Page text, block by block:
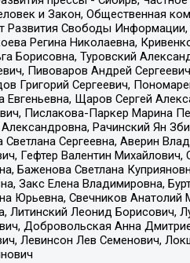
и Закон, Общественная
Развития Свободы
Регина Николаевна,
Борисовна, Туровский
Пивоваров Андрей
Григорий Сергеевич,
Щаров Сергей
Пислакова-Паркер Марина
Александровна, Рачинский Ян
Светлана Сергеевна, Аверин
Гефтер Валентин
Баженова Светлана
Закс Елена Владимировна,
Юрьевна, Свечников
Литинский Леонид
Добровольская Анна
Левинсон Лев Семенович,